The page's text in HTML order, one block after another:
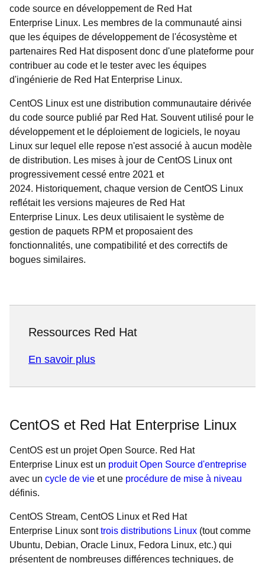
code source en développement de Red Hat
Enterprise Linux. Les membres de la communauté ainsi
que les équipes de développement de l'écosystème et
partenaires Red Hat disposent donc d'une plateforme pour
contribuer au code et le tester avec les équipes
d'ingénierie de Red Hat Enterprise Linux.
CentOS Linux est une distribution communautaire dérivée
du code source publié par Red Hat. Souvent utilisé pour le
développement et le déploiement de logiciels, le noyau
Linux sur lequel elle repose n'est associé à aucun modèle
de distribution. Les mises à jour de CentOS Linux ont
progressivement cessé entre 2021 et
2024. Historiquement, chaque version de CentOS Linux
reflétait les versions majeures de Red Hat
Enterprise Linux. Les deux utilisaient le système de
gestion de paquets RPM et proposaient des
fonctionnalités, une compatibilité et des correctifs de
bogues similaires.
Ressources Red Hat
En savoir plus
CentOS et Red Hat Enterprise Linux
CentOS est un projet Open Source. Red Hat
Enterprise Linux est un produit Open Source d'entreprise
avec un cycle de vie et une procédure de mise à niveau
définis.
CentOS Stream, CentOS Linux et Red Hat
Enterprise Linux sonttrois distributions Linux (tout comme
Ubuntu, Debian, Oracle Linux, Fedora Linux, etc.) qui
présentent de nombreuses différences techniques, de